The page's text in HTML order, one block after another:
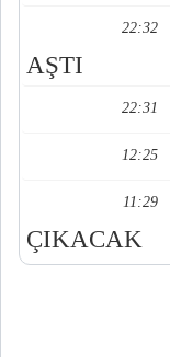
22:32
AŞTI
22:31
12:25
11:29
ÇIKACAK